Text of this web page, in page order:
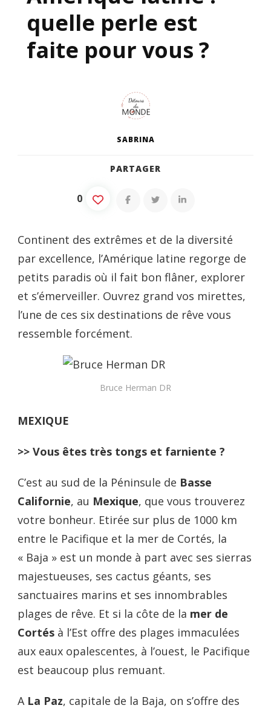
quelle perle est
faite pour vous ?
SABRINA
PARTAGER
0
Continent des extrêmes et de la diversité
par excellence, l’Amérique latine regorge de
petits paradis où il fait bon flâner, explorer
et s’émerveiller. Ouvrez grand vos mirettes,
l’une de ces six destinations de rêve vous
ressemble forcément.
Bruce Herman DR
MEXIQUE
>> Vous êtes très tongs et farniente ?
C’est au sud de la Péninsule de Basse
Californie, au Mexique, que vous trouverez
votre bonheur. Etirée sur plus de 1000 km
entre le Pacifique et la mer de Cortés, la
« Baja » est un monde à part avec ses sierras
majestueuses, ses cactus géants, ses
sanctuaires marins et ses innombrables
plages de rêve. Et si la côte de la mer de
Cortés à l’Est offre des plages immaculées
aux eaux opalescentes, à l’ouest, le Pacifique
est beaucoup plus remuant.
A La Paz, capitale de la Baja, on s’offre des